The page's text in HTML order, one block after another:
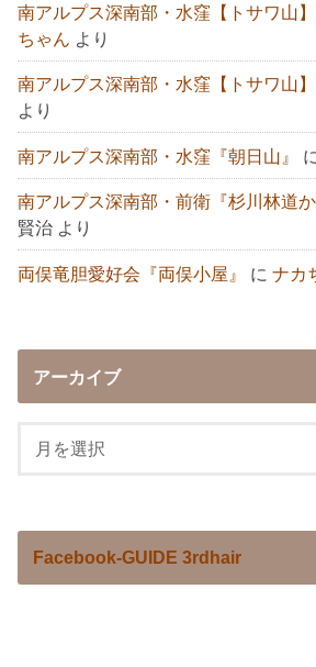
南アルプス深南部・水窪【トサワ山
ちゃん より
南アルプス深南部・水窪【トサワ山
より
南アルプス深南部・水窪『朝日山』
南アルプス深南部・前衛『杉川林道か
賢治 より
両俣竜胆愛好会『両俣小屋』 にナカ
アーカイブ
Facebook-GUIDE 3rdhair